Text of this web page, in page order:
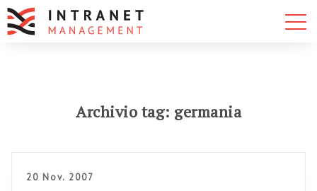
Archivio tag: germania
20 Nov. 2007